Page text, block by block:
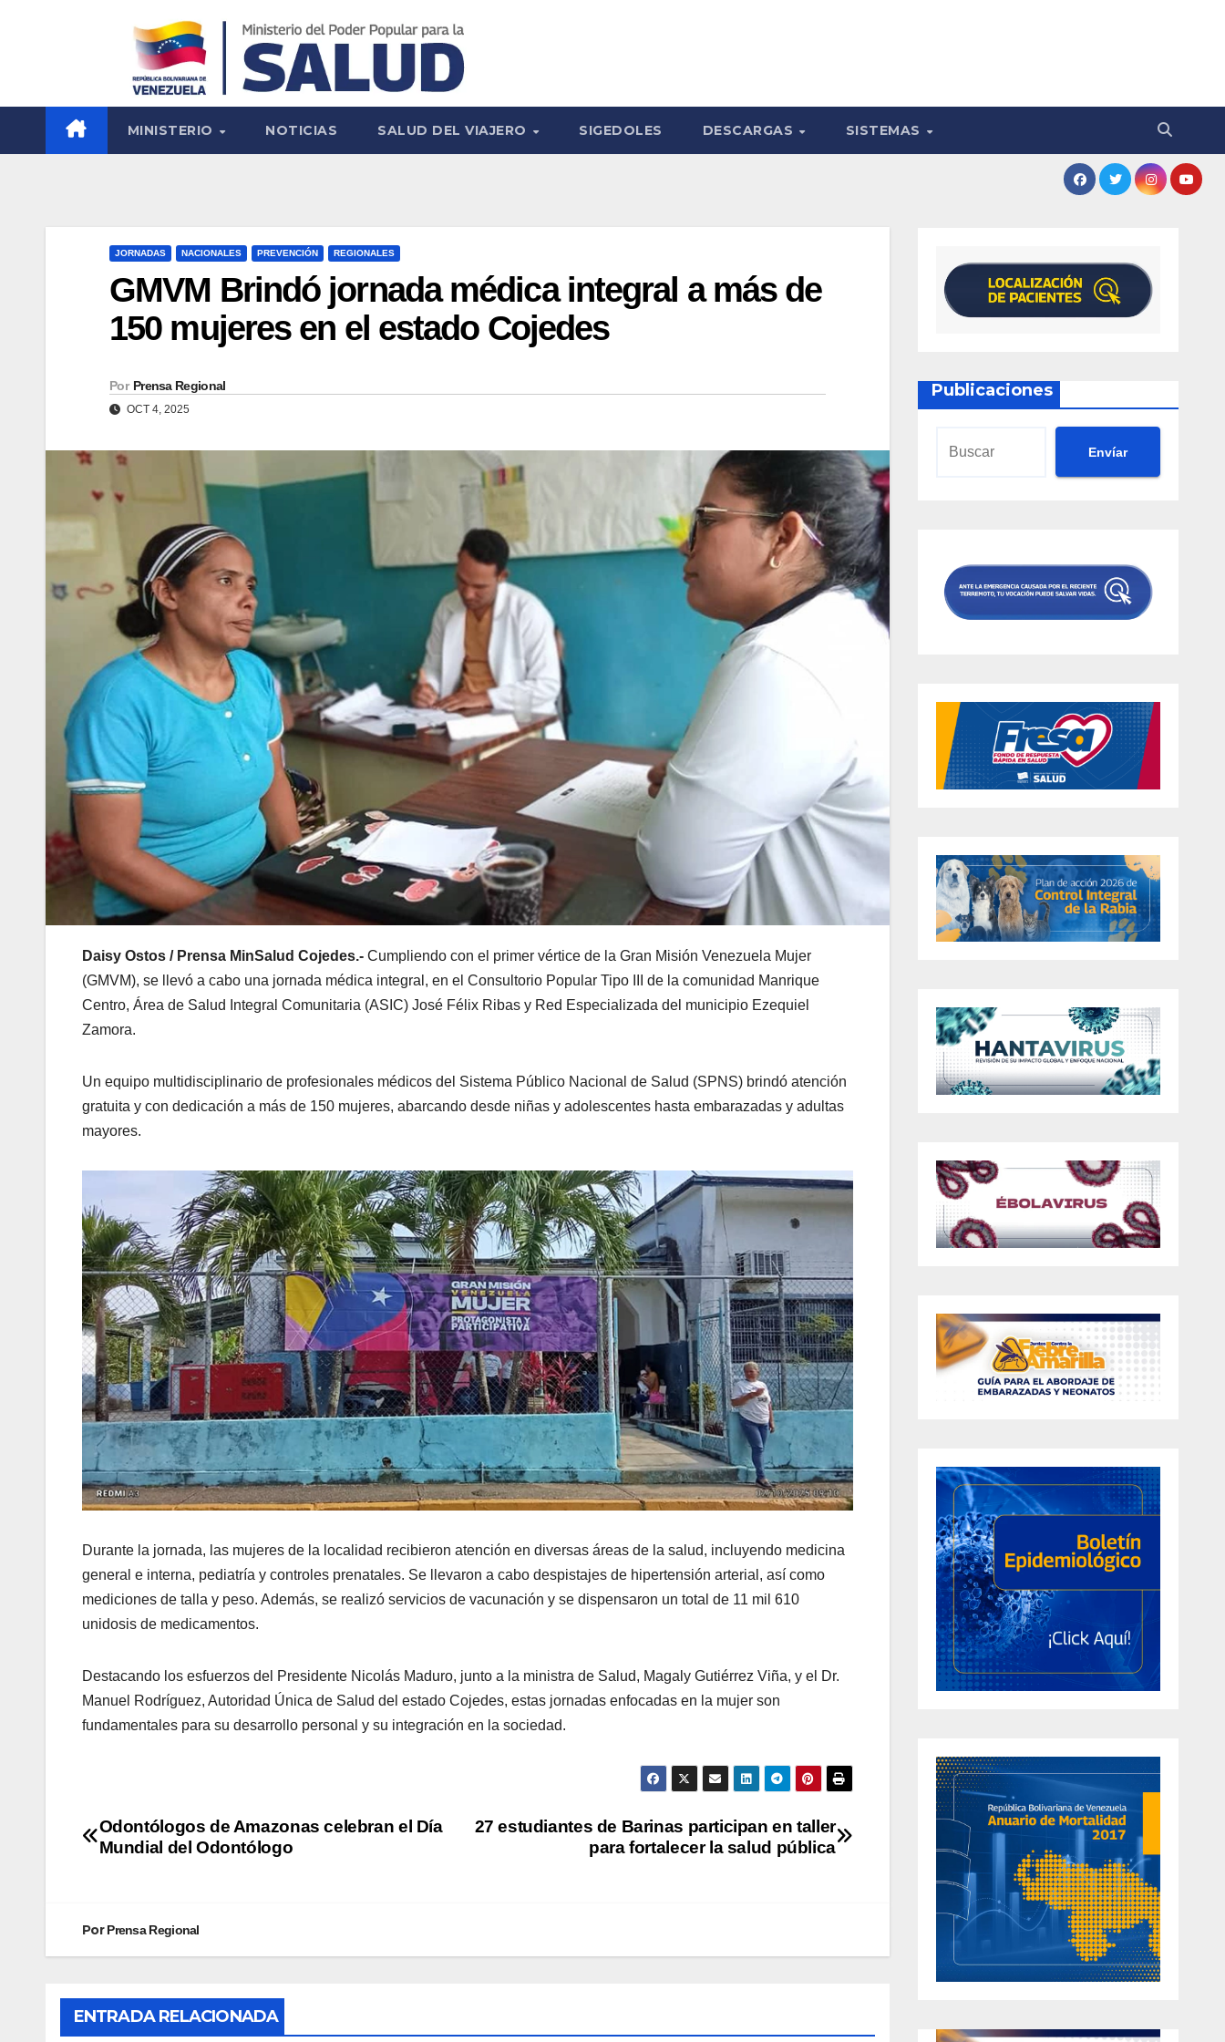
MINISTERIO NOTICIAS SALUD DEL VIAJERO SIGEDOLES DESCARGAS SISTEMAS
JORNADAS NACIONALES PREVENCIÓN REGIONALES
GMVM Brindó jornada médica integral a más de
150 mujeres en el estado Cojedes
Por Prensa Regional
OCT 4, 2025
Daisy Ostos / Prensa MinSalud Cojedes.- Cumpliendo con el primer vértice de la Gran Misión Venezuela Mujer
(GMVM), se llevó a cabo una jornada médica integral, en el Consultorio Popular Tipo III de la comunidad Manrique
Centro, Área de Salud Integral Comunitaria (ASIC) José Félix Ribas y Red Especializada del municipio Ezequiel
Zamora.
Un equipo multidisciplinario de profesionales médicos del Sistema Público Nacional de Salud (SPNS) brindó atención
gratuita y con dedicación a más de 150 mujeres, abarcando desde niñas y adolescentes hasta embarazadas y adultas
mayores.
Durante la jornada, las mujeres de la localidad recibieron atención en diversas áreas de la salud, incluyendo medicina
general e interna, pediatría y controles prenatales. Se llevaron a cabo despistajes de hipertensión arterial, así como
mediciones de talla y peso. Además, se realizó servicios de vacunación y se dispensaron un total de 11 mil 610
unidosis de medicamentos.
Destacando los esfuerzos del Presidente Nicolás Maduro, junto a la ministra de Salud, Magaly Gutiérrez Viña, y el Dr.
Manuel Rodríguez, Autoridad Única de Salud del estado Cojedes, estas jornadas enfocadas en la mujer son
fundamentales para su desarrollo personal y su integración en la sociedad.
27 estudiantes de Barinas participan en taller
para fortalecer la salud pública
Odontólogos de Amazonas celebran el Día
Mundial del Odontólogo
PorPrensa Regional
ENTRADA RELACIONADA
Publicaciones
Envíar